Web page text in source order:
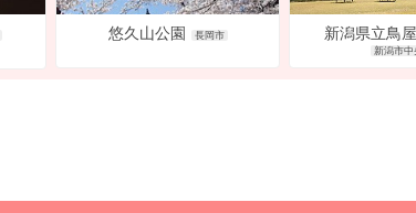
悠久山公園 長岡市 新潟県立鳥
新潟市中